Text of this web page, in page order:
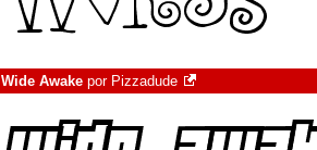
Wide Awake por Pizzadude